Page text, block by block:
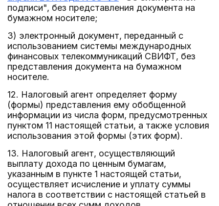
подписи", без представления документа на
бумажном носителе;
3) электронный документ, переданный с
использованием системы международных
финансовых телекоммуникаций СВИФТ, без
представления документа на бумажном
носителе.
12. Налоговый агент определяет форму
(формы) представления ему обобщенной
информации из числа форм, предусмотренных
пунктом 11 настоящей статьи, а также условия
использования этой формы (этих форм).
13. Налоговый агент, осуществляющий
выплату дохода по ценным бумагам,
указанным в пункте 1 настоящей статьи,
осуществляет исчисление и уплату суммы
налога в соответствии с настоящей статьей в